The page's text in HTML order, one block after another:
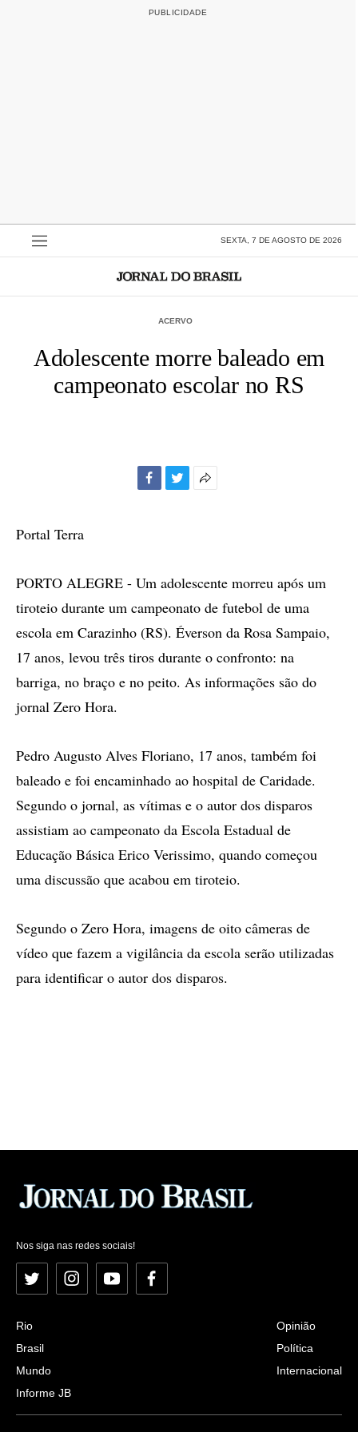
SEXTA, 7 DE AGOSTO DE 2026
ACERVO
Adolescente morre baleado em
campeonato escolar no RS
Portal Terra
PORTO ALEGRE - Um adolescente morreu após um
tiroteio durante um campeonato de futebol de uma
escola em Carazinho (RS). Éverson da Rosa Sampaio,
17 anos, levou três tiros durante o confronto: na
barriga, no braço e no peito. As informações são do
jornal Zero Hora.
Pedro Augusto Alves Floriano, 17 anos, também foi
baleado e foi encaminhado ao hospital de Caridade.
Segundo o jornal, as vítimas e o autor dos disparos
assistiam ao campeonato da Escola Estadual de
Educação Básica Erico Verissimo, quando começou
uma discussão que acabou em tiroteio.
Segundo o Zero Hora, imagens de oito câmeras de
vídeo que fazem a vigilância da escola serão utilizadas
para identificar o autor dos disparos.
Nos siga nas redes sociais!
Twitter InstagramYouTubeFacebook
Rio
Brasil
Mundo
Informe JB
Opinião
Política
Internacional